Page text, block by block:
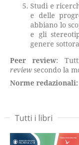
Studi e
e delle
abbiano lo
e gli
genere
Peer review:
reviewsecondo la
Norme redazionali:
Tutti i libri